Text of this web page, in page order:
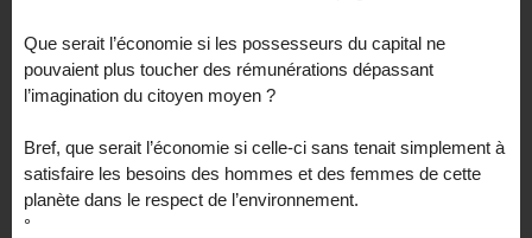
Que serait l’économie si les possesseurs du capital ne
pouvaient plus toucher des rémunérations dépassant
l’imagination du citoyen moyen ?
Bref, que serait l’économie si celle-ci sans tenait simplement à
satisfaire les besoins des hommes et des femmes de cette
planète dans le respect de l’environnement.
°